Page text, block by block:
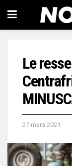
Le
27 mars 2021